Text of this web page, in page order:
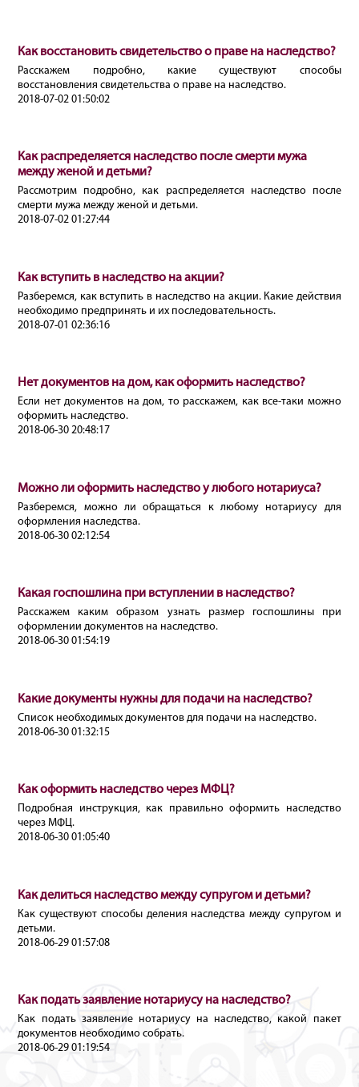
Как восстановить свидетельство о праве на наследство?
Расскажем подробно, какие существуют способы
восстановления свидетельства о праве на наследство.
2018-07-02 01:50:02
Как распределяется наследство после смерти мужа
между женой и детьми?
Рассмотрим подробно, как распределяется наследство после
смерти мужа между женой и детьми.
2018-07-02 01:27:44
Как вступить в наследство на акции?
Разберемся, как вступить в наследство на акции. Какие действия
необходимо предпринять и их последовательность.
2018-07-01 02:36:16
Нет документов на дом, как оформить наследство?
Если нет документов на дом, то расскажем, как все-таки можно
оформить наследство.
2018-06-30 20:48:17
Можно ли оформить наследство у любого нотариуса?
Разберемся, можно ли обращаться к любому нотариусу для
оформления наследства.
2018-06-30 02:12:54
Какая госпошлина при вступлении в наследство?
Расскажем каким образом узнать размер госпошлины при
оформлении документов на наследство.
2018-06-30 01:54:19
Какие документы нужны для подачи на наследство?
Список необходимых документов для подачи на наследство.
2018-06-30 01:32:15
Как оформить наследство через МФЦ?
Подробная инструкция, как правильно оформить наследство
через МФЦ.
2018-06-30 01:05:40
Как делиться наследство между супругом и детьми?
Как существуют способы деления наследства между супругом и
детьми.
2018-06-29 01:57:08
Как подать заявление нотариусу на наследство?
Как подать заявление нотариусу на наследство, какой пакет
документов необходимо собрать.
2018-06-29 01:19:54